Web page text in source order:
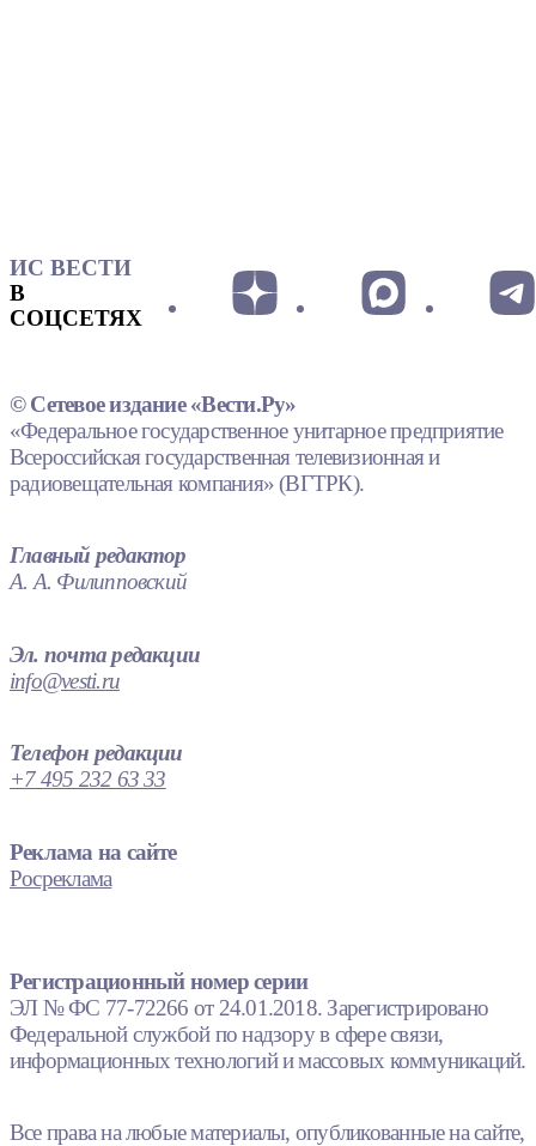
ИС ВЕСТИ
В
СОЦСЕТЯХ
© Сетевое издание «Вести.Ру»
«Федеральное государственное унитарное предприятие
Всероссийская государственная телевизионная и
радиовещательная компания» (ВГТРК).
Главный редактор
А. А. Филипповский
Эл. почта редакции
info@vesti.ru
Телефон редакции
+7 495 232 63 33
Реклама на сайте
Росреклама
Регистрационный номер серии
ЭЛ № ФС 77-72266 от 24.01.2018. Зарегистрировано
Федеральной службой по надзору в сфере связи,
информационных технологий и массовых коммуникаций.
Все права на любые материалы, опубликованные на сайте,